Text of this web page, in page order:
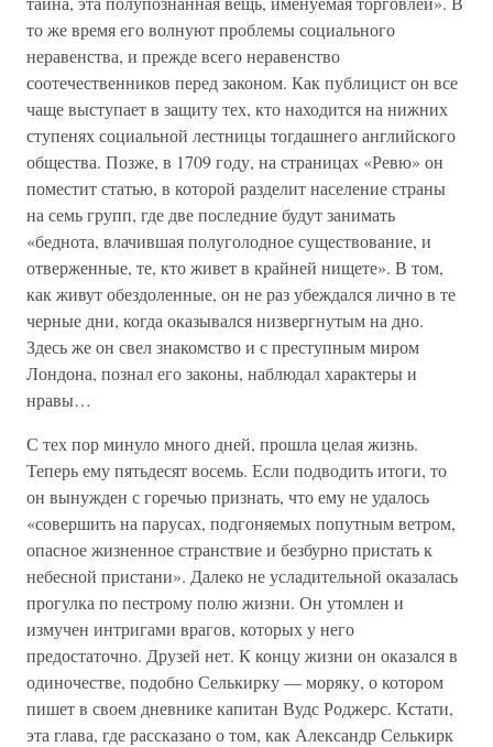
то же время его волнуют проблемы социального
неравенства, и прежде всего неравенство
соотечественников перед законом. Как публицист он все
чаще выступает в защиту тех, кто находится на нижних
ступенях социальной лестницы тогдашнего английского
общества. Позже, в 1709 году, на страницах «Ревю» он
поместит статью, в которой разделит население страны
на семь групп, где две последние будут занимать
«беднота, влачившая полуголодное существование, и
отверженные, те, кто живет в крайней нищете». В том,
как живут обездоленные, он не раз убеждался лично в те
черные дни, когда оказывался низвергнутым на дно.
Здесь же он свел знакомство и с преступным миром
Лондона, познал его законы, наблюдал характеры и
нравы…
С тех пор минуло много дней, прошла целая жизнь.
Теперь ему пятьдесят восемь. Если подводить итоги, то
он вынужден с горечью признать, что ему не удалось
«совершить на парусах, подгоняемых попутным ветром,
опасное жизненное странствие и безбурно пристать к
небесной пристани». Далеко не усладительной оказалась
прогулка по пестрому полю жизни. Он утомлен и
измучен интригами врагов, которых у него
предостаточно. Друзей нет. К концу жизни он оказался в
одиночестве, подобно Селькирку — моряку, о котором
пишет в своем дневнике капитан Вудс Роджерс. Кстати,
эта глава, где рассказано о том, как Александр Селькирк